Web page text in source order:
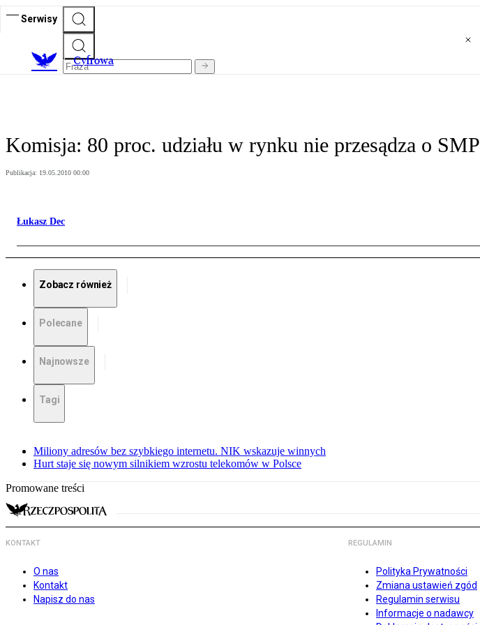
Serwisy
Cyfrowa
Komisja: 80 proc. udziału w rynku nie przesądza o SMP
Publikacja: 19.05.2010 00:00
Łukasz Dec
Zobacz również
Polecane
Najnowsze
Tagi
Miliony adresów bez szybkiego internetu. NIK wskazuje winnych
Hurt staje się nowym silnikiem wzrostu telekomów w Polsce
Promowane treści
KONTAKT
O nas
Kontakt
Napisz do nas
REGULAMIN
Polityka Prywatności
Zmiana ustawień zgód
Regulamin serwisu
Informacje o nadawcy